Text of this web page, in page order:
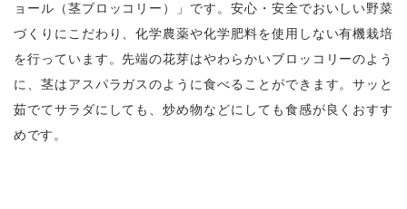
ョール（茎ブロッコリー）」です。安心・安全でおいしい野菜
づくりにこだわり、化学農薬や化学肥料を使用しない有機栽培
を行っています。先端の花芽はやわらかいブロッコリーのよう
に、茎はアスパラガスのように食べることができます。サッと
茹でてサラダにしても、炒め物などにしても食感が良くおすす
めです。